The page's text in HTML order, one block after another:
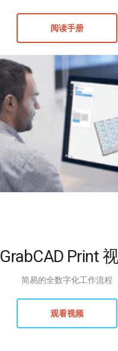
阅读手册
GrabCAD Print
简易的全数字化工作流程
观看视频